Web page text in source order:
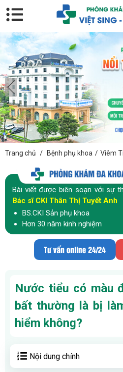
Trang chủ / Bệnh phụ khoa / Viêm
Bài viết được biên soạn với sự
Bác sĩ CKI Thân Thị Tuyết Anh
BS.CKI Sản phụ khoa
Hơn 30 năm kinh nghiệm
Tư vấn online 24/24
Nước tiểu có màu
bất thường là bị
hiểm không?
Nội dung chính